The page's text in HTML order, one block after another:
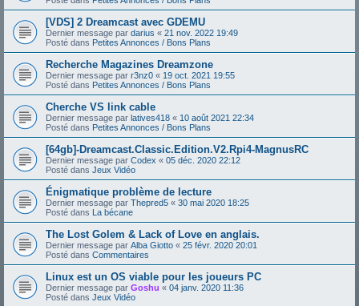
[VDS] 2 Dreamcast avec GDEMU
Dernier message par darius « 21 nov. 2022 19:49
Posté dans Petites Annonces / Bons Plans
Recherche Magazines Dreamzone
Dernier message par r3nz0 « 19 oct. 2021 19:55
Posté dans Petites Annonces / Bons Plans
Cherche VS link cable
Dernier message par latives418 « 10 août 2021 22:34
Posté dans Petites Annonces / Bons Plans
[64gb]-Dreamcast.Classic.Edition.V2.Rpi4-MagnusRC
Dernier message par Codex « 05 déc. 2020 22:12
Posté dans Jeux Vidéo
Énigmatique problème de lecture
Dernier message par Thepred5 « 30 mai 2020 18:25
Posté dans La bécane
The Lost Golem & Lack of Love en anglais.
Dernier message par Alba Giotto « 25 févr. 2020 20:01
Posté dans Commentaires
Linux est un OS viable pour les joueurs PC
Dernier message par Goshu « 04 janv. 2020 11:36
Posté dans Jeux Vidéo